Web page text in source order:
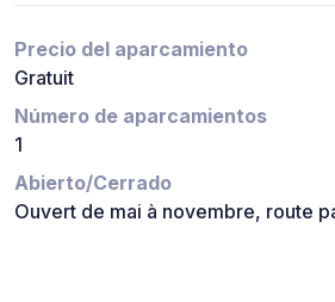
Precio del aparcamiento
Gratuit
Número de aparcamientos
1
Abierto/Cerrado
Ouvert de mai à novembre, route